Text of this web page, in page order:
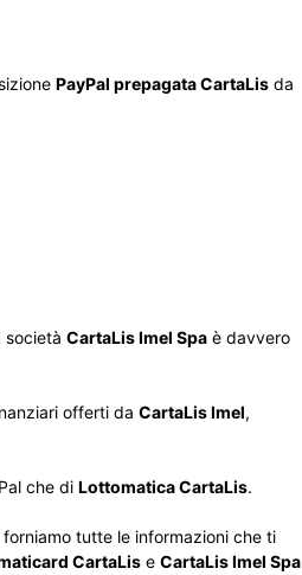
PayPal prepagata CartaLis da
società CartaLis Imel Spa è davvero
offerti da CartaLis Imel,
che di Lottomatica CartaLis.
tutte le informazioni che ti
CartaLis e CartaLis Imel Spa